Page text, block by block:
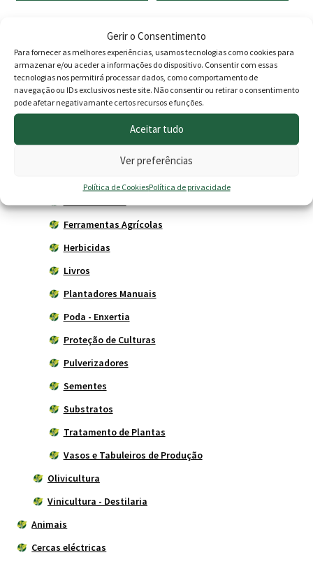
Gerir o Consentimento
Para fornecer as melhores experiências, usamos tecnologias como cookies para
armazenar e/ou aceder a informações do dispositivo. Consentir com essas
tecnologias nos permitirá processar dados, como comportamento de
navegação ou IDs exclusivos neste site. Não consentir ou retirar o consentimento
pode afetar negativamante certos recursos e funções.
Aceitar tudo
Ver preferências
Política de CookiesPolítica de privacidade
Produtos
Agricultura
Horta
Ferramentas Agrícolas
Herbicidas
Livros
Plantadores Manuais
Poda - Enxertia
Proteção de Culturas
Pulverizadores
Sementes
Substratos
Tratamento de Plantas
Vasos e Tabuleiros de Produção
Olivicultura
Vinicultura - Destilaria
Animais
Cercas eléctricas